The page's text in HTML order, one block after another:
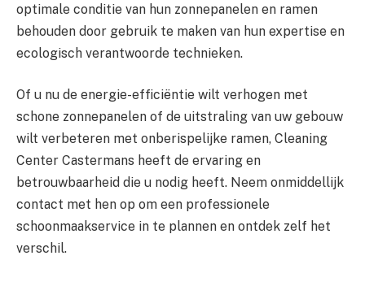
optimale conditie van hun zonnepanelen en ramen
behouden door gebruik te maken van hun expertise en
ecologisch verantwoorde technieken.
Of u nu de energie-efficiëntie wilt verhogen met
schone zonnepanelen of de uitstraling van uw gebouw
wilt verbeteren met onberispelijke ramen, Cleaning
Center Castermans heeft de ervaring en
betrouwbaarheid die u nodig heeft. Neem onmiddellijk
contact met hen op om een ​​professionele
schoonmaakservice in te plannen en ontdek zelf het
verschil.